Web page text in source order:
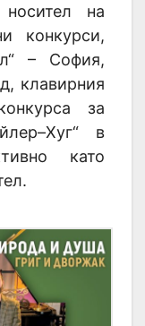
на
конкурси,
– София,
клавирния
за
в
като